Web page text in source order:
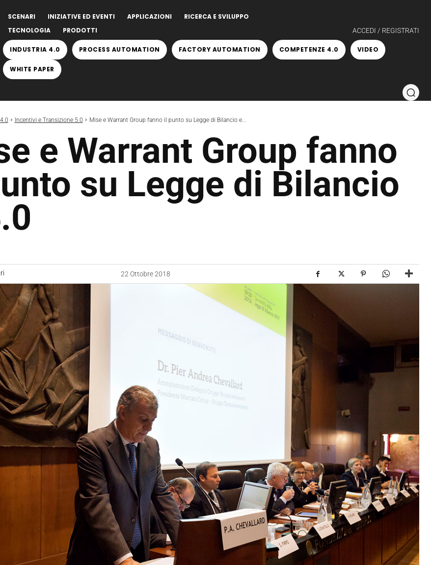
SCENARI INIZIATIVE ED EVENTI APPLICAZIONI
RICERCA E SVILUPPO
TECNOLOGIA
PRODOTTI ACCEDI / REGISTRATI
INDUSTRIA 4.0 PROCESS AUTOMATION FACTORY AUTOMATION COMPETENZE 4.0 VIDEO
WHITE PAPER
Incentivi e Transizione 5.0 Mise e Warrant Group fanno il punto su Legge di Bilancio e...
e Warrant Group fanno
su Legge di Bilancio
22 Ottobre 2018